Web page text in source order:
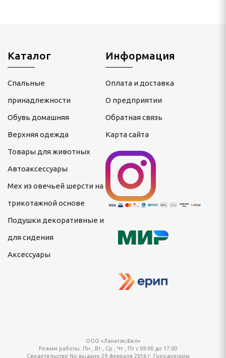
подголовник
автомобиля
ШЕРСТИ НА
И ДЛЯ
Каталог
Спальные
принадлежности
Обувь домашняя
Верхняя одежда
Товары для животных
Автоаксессуары
Мех из овечьей шерсти на
трикотажной основе
Подушки декоративные и
для сидения
Аксессуары
Информация
Оплата и доставка
О предприятии
Обратная связь
Карта сайта
ООО «ЛанатэксБел»
Режим работы: Пн , Вт , Ср , Чт , Пт c 09:00 до 17:00
Свидетельство No выдано 29 февраля 2016 г. Городокским